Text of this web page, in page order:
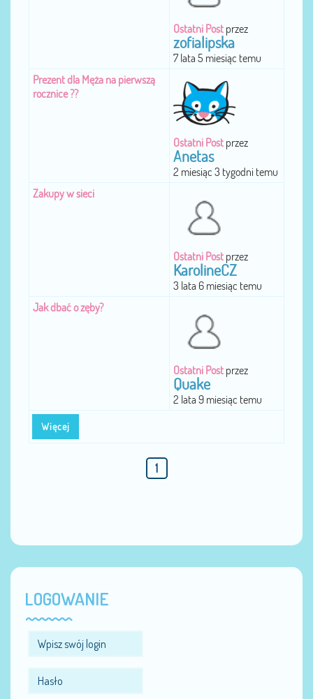
Więcej
Ostatni Post przez
zofialipska
7 lata 5 miesiąc temu
Prezent dla Męża na pierwszą
rocznice ??
Ostatni Post przez
Anetas
2 miesiąc 3 tygodni temu
Zakupy w sieci
Ostatni Post przez
KarolineCZ
3 lata 6 miesiąc temu
Jak dbać o zęby?
Ostatni Post przez
Quake
2 lata 9 miesiąc temu
1
LOGOWANIE